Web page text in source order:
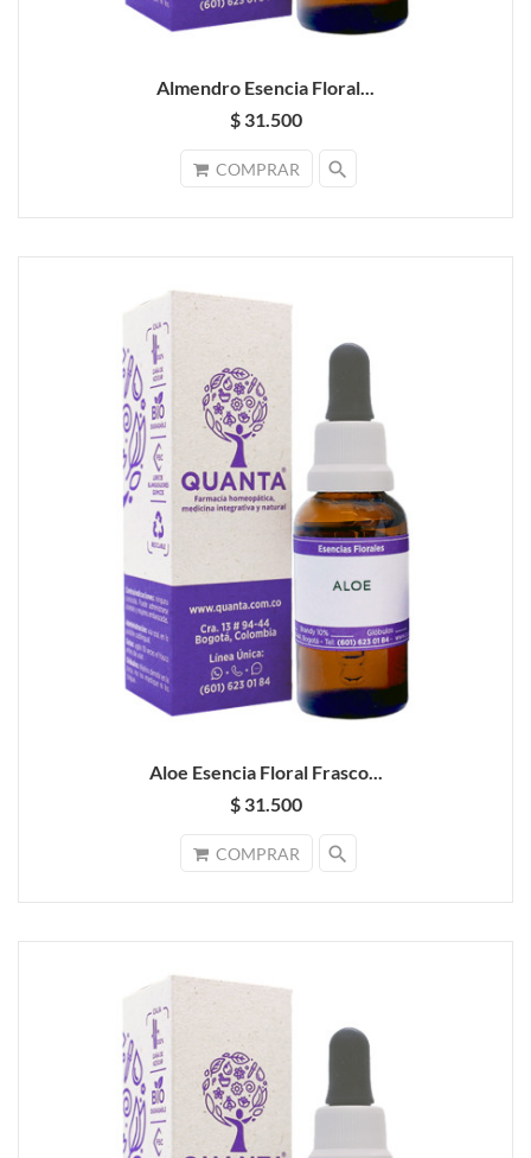
Almendro Esencia Floral...
$ 31.500
COMPRAR search
Aloe Esencia Floral Frasco...
$ 31.500
COMPRAR search